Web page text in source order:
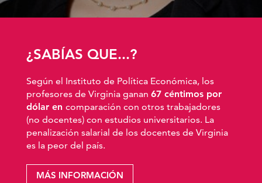
¿SABÍAS QUE...?
Según el Instituto de Política Económica, los
profesores de Virginia ganan 67 céntimos por
dólar en comparación con otros trabajadores
(no docentes) con estudios universitarios. La
penalización salarial de los docentes de Virginia
es la peor del país.
MÁS INFORMACIÓN